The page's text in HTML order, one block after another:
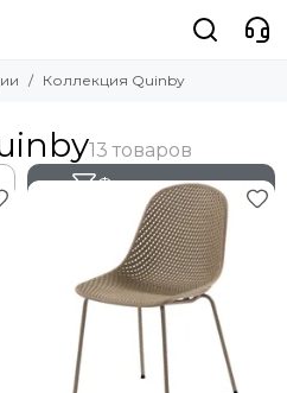
Коллекция Quinby
Фильтр товаров